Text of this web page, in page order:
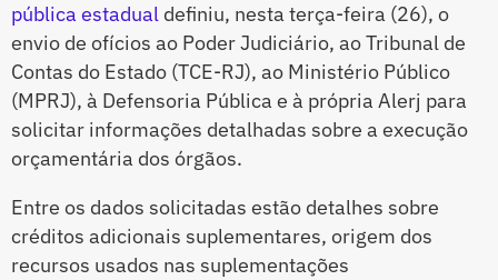
pública estadual definiu, nesta terça-feira (26), o
envio de ofícios ao Poder Judiciário, ao Tribunal de
Contas do Estado (TCE-RJ), ao Ministério Público
(MPRJ), à Defensoria Pública e à própria Alerj para
solicitar informações detalhadas sobre a execução
orçamentária dos órgãos.
Entre os dados solicitadas estão detalhes sobre
créditos adicionais suplementares, origem dos
recursos usados nas suplementações